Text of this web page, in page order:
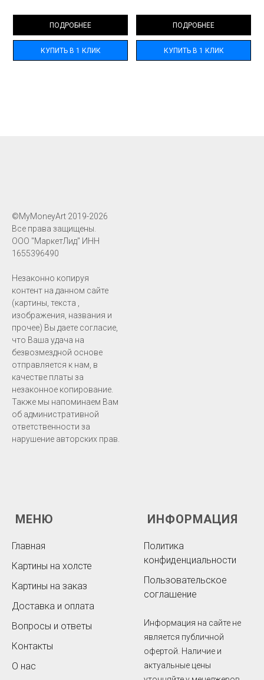
ПОДРОБНЕЕ
КУПИТЬ В 1 КЛИК
ПОДРОБНЕЕ
КУПИТЬ В 1 КЛИК
©MyMoneyArt 2019-2026
Все права защищены.
ООО "МаркетЛид" ИНН
1655396490
Незаконно копируя
контент на данном сайте
(картины, текста ,
изображения, названия и
прочее) Вы даете согласие,
что Ваша удача на
безвозмездной основе
отправляется к нам, в
качестве платы за
незаконное копирование.
Также мы напоминаем Вам
об административной
ответственности за
нарушение авторских прав.
МЕНЮ
Главная
Картины на холсте
Картины на заказ
Доставка и оплата
Вопросы и ответы
Контакты
О нас
ИНФОРМАЦИЯ
Политика
конфиденциальности
Пользовательское
соглашение
Информация на сайте не
является публичной
офертой. Наличие и
актуальные цены